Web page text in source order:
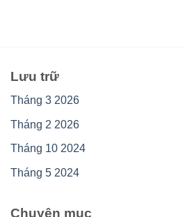
Lưu trữ
Tháng 3 2026
Tháng 2 2026
Tháng 10 2024
Tháng 5 2024
Chuyên mục